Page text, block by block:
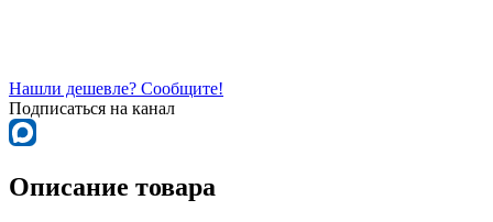
Нашли дешевле? Сообщите!
Подписаться на канал
Описание товара